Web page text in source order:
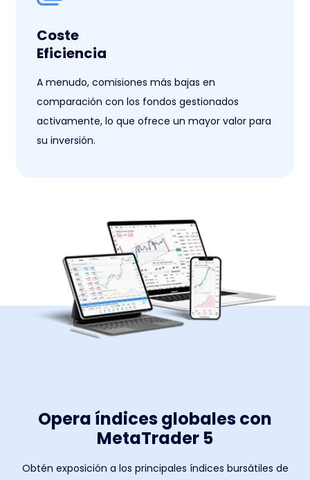
Coste
Eficiencia
A menudo, comisiones más bajas en
comparación con los fondos gestionados
activamente, lo que ofrece un mayor valor para
su inversión.
Opera índices globales con
MetaTrader 5
Obtén exposición a los principales índices bursátiles de